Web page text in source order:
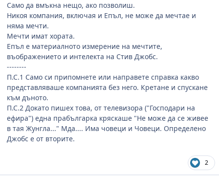
Само да вмъкна нещо, ако позволиш.
Никоя компания, включая и Епъл, не може да мечтае и
няма мечти.
Мечти имат хората.
Епъл е материалното измерение на мечтите,
въображението и интелекта на Стив Джобс.
--------
П.С.1 Само си припомнете или направете справка какво
представляваше компанията без него. Кретане и спускане
към дъното.
П.С.2 Докато пишех това, от телевизора ("Господари на
ефира") една прабългарка кряскаше "Не може да се живее
в тая Жунгла..." Мда.... Има човеци и Човеци. Определено
Джобс е от вторите.
2